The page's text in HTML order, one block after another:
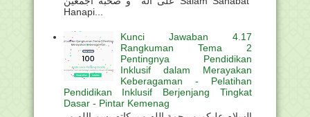
Hanapi...
Kunci Jawaban 4.17
Rangkuman Tema 2
Pentingnya Pendidikan
Inklusif dalam Merayakan
Keberagaman - Pelatihan
Pendidikan Inklusif Berjenjang Tingkat
Dasar - Pintar Kemenag